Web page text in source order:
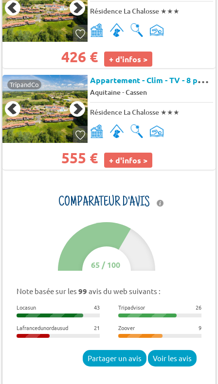
Résidence La Chalosse ★★★
426 € + d'infos >
TripandCo A
ppartement - Clim - TV - 8 pers. - 60m2 - Animaux admis
Aquitaine-Cassen
Résidence La Chalosse ★★★
555 € + d'infos >
COMPARATEUR D'AVIS
65 /100
Note basée sur les 99 avis du web suivants :
Locasun 43 Tripadvisor 26
Lafrancedunordausud 21 Zoover 9
Partager un avis Voir les avis